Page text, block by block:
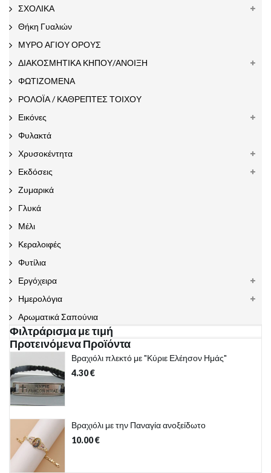
ΣΧΟΛΙΚΑ
Θήκη Γυαλιών
ΜΥΡΟ ΑΓΙΟΥ ΟΡΟΥΣ
ΔΙΑΚΟΣΜΗΤΙΚΑ ΚΗΠΟΥ/ΑΝΟΙΞΗ
ΦΩΤΙΖΟΜΕΝΑ
ΡΟΛΟΪΑ / ΚΑΘΡΕΠΤΕΣ ΤΟΙΧΟΥ
Εικόνες
Φυλακτά
Χρυσοκέντητα
Εκδόσεις
Ζυμαρικά
Γλυκά
Μέλι
Κεραλοιφές
Φυτίλια
Εργόχειρα
Ημερολόγια
Αρωματικά Σαπούνια
Φιλτράρισμα με τιμή
Προτεινόμενα Προϊόντα
Βραχιόλι πλεκτό με "Κύριε Ελέησον Ημάς"
4.30€
Βραχιόλι με την Παναγία ανοξείδωτο
10.00€